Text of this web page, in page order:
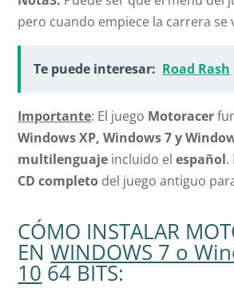
pero cuando empiece la carrera se
Te puede interesar: Road Rash
Importante: El juego Motoracer
Windows XP, Windows 7 y
multilenguaje incluido elespañol.
CD completo del juego antiguo
CÓMO INSTALAR
ENWINDOWS 7 o
10 64 BITS: